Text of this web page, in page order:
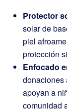
Protector
solar de
piel
protección
Enfocado
donaciones
apoyan a
comunidad